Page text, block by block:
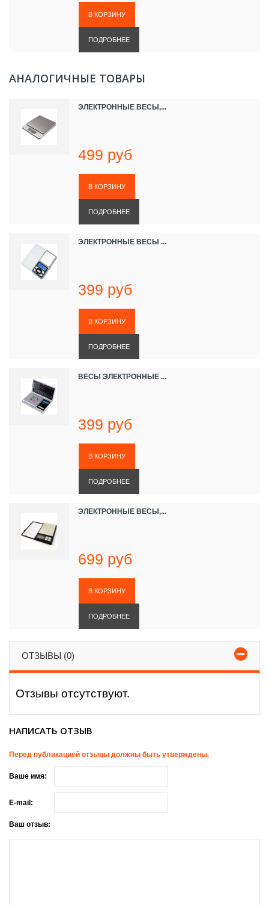
ПОДРОБНЕЕ
АНАЛОГИЧНЫЕ ТОВАРЫ
ЭЛЕКТРОННЫЕ ВЕСЫ,...
499 руб
ПОДРОБНЕЕ
ЭЛЕКТРОННЫЕ ВЕСЫ ...
399 руб
ПОДРОБНЕЕ
ВЕСЫ ЭЛЕКТРОННЫЕ ...
399 руб
ПОДРОБНЕЕ
ЭЛЕКТРОННЫЕ ВЕСЫ,...
699 руб
ПОДРОБНЕЕ
ОТЗЫВЫ (0)
Отзывы отсутствуют.
НАПИСАТЬ ОТЗЫВ
Перед публикацией отзывы должны быть утверждены.
Ваше имя:
E-mail:
Ваш отзыв: